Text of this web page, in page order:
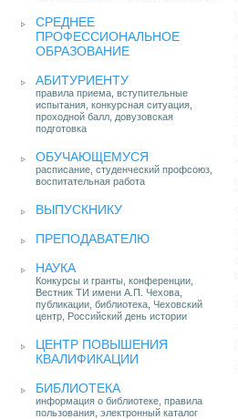
СРЕДНЕЕ
ПРОФЕССИОНАЛЬНОЕ
ОБРАЗОВАНИЕ
АБИТУРИЕНТУ
правила приема, вступительные
испытания, конкурсная ситуация,
проходной балл, довузовская
подготовка
ОБУЧАЮЩЕМУСЯ
расписание, студенческий профсоюз,
воспитательная работа
ВЫПУСКНИКУ
ПРЕПОДАВАТЕЛЮ
НАУКА
Конкурсы и гранты, конференции,
Вестник ТИ имени А.П. Чехова,
публикации, библиотека, Чеховский
центр, Российский день истории
ЦЕНТР ПОВЫШЕНИЯ
КВАЛИФИКАЦИИ
БИБЛИОТЕКА
информация о библиотеке, правила
пользования, электронный каталог